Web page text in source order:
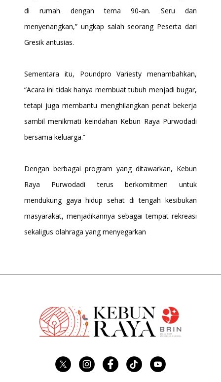
di rumah dengan tema 90-an. Seru dan
menyenangkan,” ungkap salah seorang Peserta dari
Gresik antusias.
Sementara itu, Poundpro Variesty menambahkan,
“Acara ini tidak hanya membuat tubuh menjadi bugar,
tetapi juga membantu menghilangkan penat bekerja
sambil menikmati keindahan Kebun Raya Purwodadi
bersama keluarga.”
Dengan berbagai program yang ditawarkan, Kebun
Raya Purwodadi terus berkomitmen untuk
mendukung gaya hidup sehat di tengah kesibukan
masyarakat, menjadikannya sebagai tempat rekreasi
sekaligus olahraga yang menyegarkan